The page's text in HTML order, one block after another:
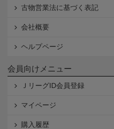
古物営業法に基づく表記
会社概要
ヘルプページ
会員向けメニュー
ＪリーグID会員登録
マイページ
購入履歴